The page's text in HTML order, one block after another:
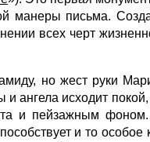
манеры письма.
всех черт
но жест руки
и ангела исходит
и пейзажным
и то особое